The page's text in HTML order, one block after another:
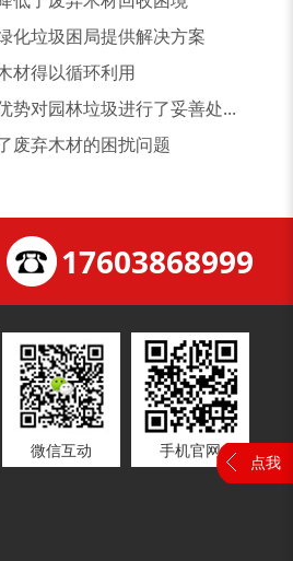
废家电破碎机
稻草秸秆撕碎机
化垃圾困局提供解决方案
材得以循环利用
势对园林垃圾进行了妥善处...
废弃木材的困扰问题
17603868999
微信互动 手机官网
点我